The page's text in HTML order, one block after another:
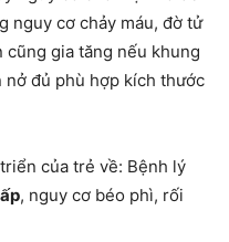
nguy cơ chảy máu, đờ tử
gia tăng nếu khung
nở đủ phù hợp kích thước
của trẻ về: Bệnh lý
, nguy cơ béo phì, rối